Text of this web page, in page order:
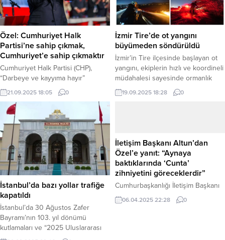
Özel: Cumhuriyet Halk
Partisi’ne sahip çıkmak,
Cumhuriyet’e sahip çıkmaktır
Cumhuriyet Halk Partisi (CHP),
“Darbeye ve kayyıma hayır”
sloganıyla 22. Olağanüstü
Kurultayı’nda yeniden Genel
Başkan seçilen Özgür Özel,
partisinin örgütlerine ve
delegelerine teşekkür etti. Haber
Merkezi – Cumhuriyet Halk Partisi
(CHP), “Darbeye ve kayyıma hayır”
sloganıyla 22. Olağanüstü
Kurultayı’nı gerçekleştirdi. Genel
Başkanı Özgür Özel, 835 geçerli
oyun tamamını alarak yeniden...
21.09.2025 18:05 0
İzmir Tire’de ot yangını
büyümeden söndürüldü
İzmir’in Tire ilçesinde başlayan ot
yangını, ekiplerin hızlı ve koordineli
müdahalesi sayesinde ormanlık
alana sıçramadan kontrol altına
alındı. Haber Merkezi – Olay, Tire
tutuşmasıyla başlayan yangın,
rüzgarın da etkisiyle kısa sürede
geniş bir alana yayıldı. Alevlerin
yakındaki...
19.09.2025 18:28 0
İstanbul’da bazı yollar trafiğe
kapatıldı
İstanbul’da 30 Ağustos Zafer
Bayramı’nın 103. yıl dönümü
kutlamaları ve “2025 Uluslararası
Asya ve Avrupa Triatlon
İletişim Başkanı Altun’dan
Özel’e yanıt: “Aynaya
baktıklarında ‘Cunta’
zihniyetini göreceklerdir”
Cumhurbaşkanlığı İletişim Başkanı
Fahrettin Altun, CHP Genel Başkanı
Özgür Özel’in partisinin kurultayı
06.04.2025 22:28 0